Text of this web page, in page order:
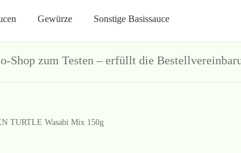
Gewürze Sonstige Basissauce
Warenkorb Welcome Widerrufsformular 关于 联系
zum Testen – erfüllt die
TURTLE Wasabi Mix 150g